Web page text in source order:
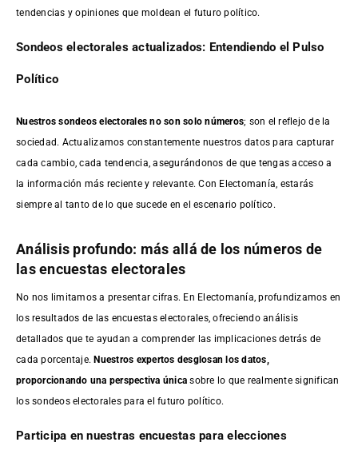
tendencias y opiniones que moldean el futuro político.
Sondeos electorales actualizados: Entendiendo el Pulso
Político
Nuestros sondeos electorales no son solo números; son el reflejo de la
sociedad. Actualizamos constantemente nuestros datos para capturar
cada cambio, cada tendencia, asegurándonos de que tengas acceso a
la información más reciente y relevante. Con Electomanía, estarás
siempre al tanto de lo que sucede en el escenario político.
Análisis profundo: más allá de los números de
las encuestas electorales
No nos limitamos a presentar cifras. En Electomanía, profundizamos en
los resultados de las encuestas electorales, ofreciendo análisis
detallados que te ayudan a comprender las implicaciones detrás de
cada porcentaje.Nuestros expertos desglosan los datos,
proporcionando una perspectiva única sobre lo que realmente significan
los sondeos electorales para el futuro político.
Participa en nuestras encuestas para elecciones